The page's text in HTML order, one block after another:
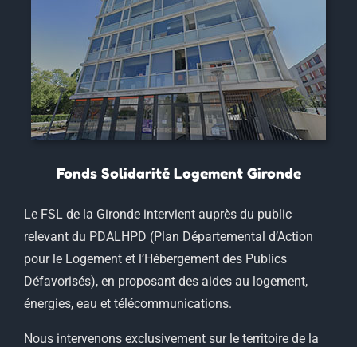
Fonds Solidarité Logement Gironde
Le FSL de la Gironde intervient auprès du public
relevant du PDALHPD (Plan Départemental d’Action
pour le Logement et l’Hébergement des Publics
Défavorisés), en proposant des aides au logement,
énergies, eau et télécommunications.
Nous intervenons exclusivement sur le territoire de la